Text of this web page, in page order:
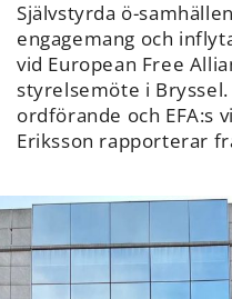
Självstyrda ö-
engagemang och
vid European Free
styrelsemöte i
ordförande och EFA:s
Eriksson rapporterar